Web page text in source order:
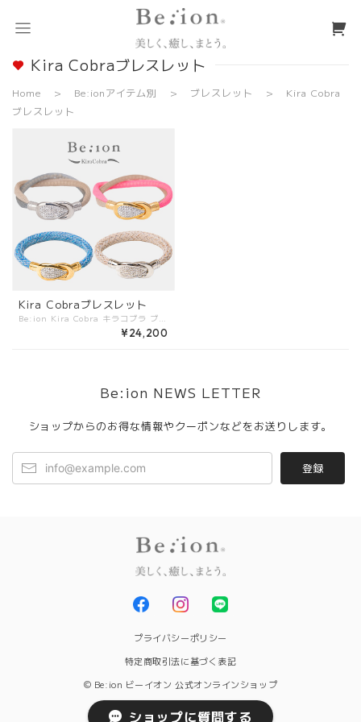
Kira Cobraブレスレット
Home Be:ionアイテム別 ブレスレット
Kira Cobra
ブレスレット
Kira Cobraブレスレット
¥24,200
Be:ion NEWS LETTER
ショップからのお得な情報やクーポンなどをお送りします。
登録
プライバシーポリシー
特定商取引法に基づく表記
© Be:ion ビーイオン 公式オンラインショップ
ショップに質問する